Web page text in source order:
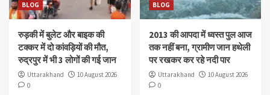
BLOG
रुड़की में बुलेट और बाइक की
टक्कर में दो कांवड़ियों की मौत,
रुद्रपुर में भी 3 लोगों की गई जान
Uttarakhand
10 August 2026
0
BLOG
2013 की आपदा में ध्वस्त पुल आज
तक नहीं बना, ग्रामीण जान हथेली
पर रखकर कर रहे नदी पार
Uttarakhand
10 August 2026
0